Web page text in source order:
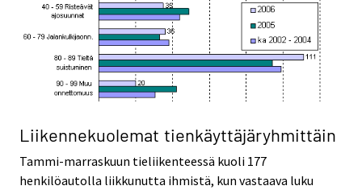
Liikennekuolemat tienkäyttäjäryhmittäin
Tammi-marraskuun tieliikenteessä kuoli 177
henkilöautolla liikkunutta ihmistä, kun vastaava luku